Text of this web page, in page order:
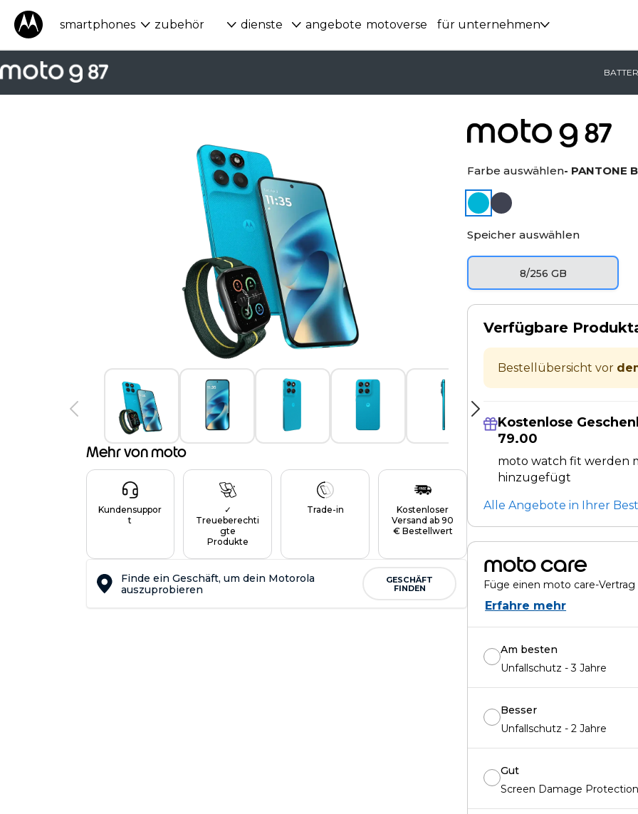
smartphones zubehör dienste angebote motoverse für unternehmen
Mehr von moto
Kundensuppor
t
✓
Treueberechti
gte
Produkte
Trade-in
Kostenloser
Versand ab 90
€ Bestellwert
Finde ein Geschäft, um dein Motorola
auszuprobieren
GESCHÄFT
FINDEN
Farbe auswählen- PANTONE
Speicher auswählen
8/256 GB
Verfügbare
Bestellübersicht vor
Kostenlose
79.00
moto watch fit werden
hinzugefügt
Alle Angebote in Ihrer
moto care
Füge einen moto care-
Erfahre mehr
Am besten
Unfallschutz - 3 Jahre
Besser
Unfallschutz - 2 Jahre
Gut
Screen Damage Protection